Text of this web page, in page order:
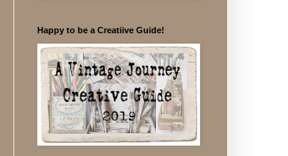
Happy to be a Creatiive Guide!